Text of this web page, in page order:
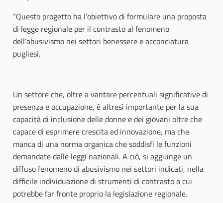
“Questo progetto ha l’obiettivo di formulare una proposta
di legge regionale per il contrasto al fenomeno
dell’abusivismo nei settori benessere e acconciatura
pugliesi.
Un settore che, oltre a vantare percentuali significative di
presenza e occupazione, è altresì importante per la sua
capacità di inclusione delle donne e dei giovani oltre che
capace di esprimere crescita ed innovazione, ma che
manca di una norma organica che soddisfi le funzioni
demandate dalle leggi nazionali. A ciò, si aggiunge un
diffuso fenomeno di abusivismo nei settori indicati, nella
difficile individuazione di strumenti di contrasto a cui
potrebbe far fronte proprio la legislazione regionale.